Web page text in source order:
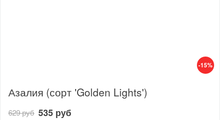
-15%
Азалия (сорт 'Golden Lights')
629 руб 535 руб